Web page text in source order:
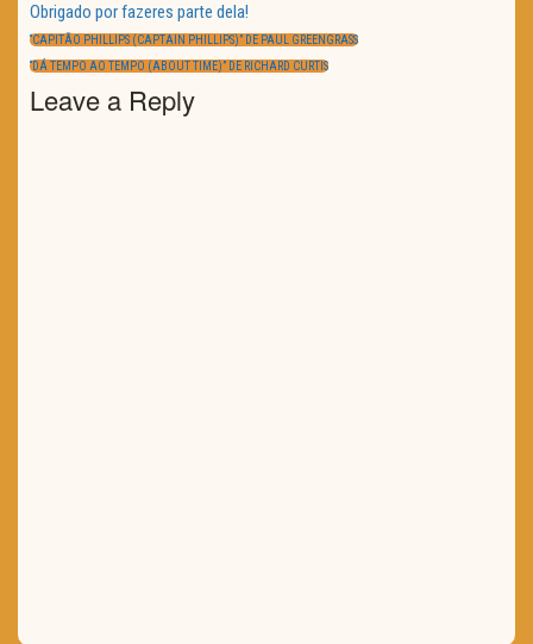
Obrigado por fazeres parte dela!
Navegação
de
artigos
PREVIOUS
“CAPITÃO PHILLIPS (CAPTAIN PHILLIPS)” DE PAUL GREENGRASS
NEXT
“DÁ TEMPO AO TEMPO (ABOUT TIME)” DE RICHARD CURTIS
Leave a Reply